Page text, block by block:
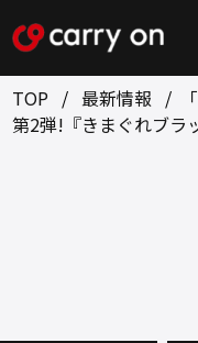
TOP 最新情報
第2弾!『きまぐれブラ